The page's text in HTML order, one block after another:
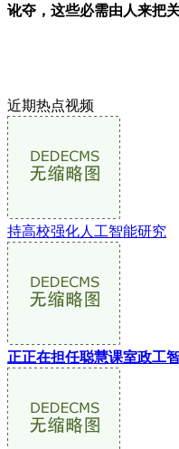
讹夺，这些必需由人来把
近期热点视频
持高校强化人工智能研究
正正在担任聪慧课室政工